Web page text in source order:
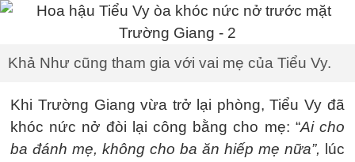
Khả Như cũng tham gia với vai mẹ của Tiểu Vy.
Khi Trường Giang vừa trở lại phòng, Tiểu Vy đã
khóc nức nở đòi lại công bằng cho mẹ: “Ai cho
ba đánh mẹ, không cho ba ăn hiếp mẹ nữa”, lúc